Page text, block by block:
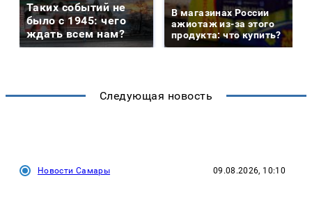
Таких событий не
было с 1945: чего
ждать всем нам?
В магазинах России
ажиотаж из-за этого
продукта: что купить?
Следующая новость
Новости Самары 09.08.2026, 10:10